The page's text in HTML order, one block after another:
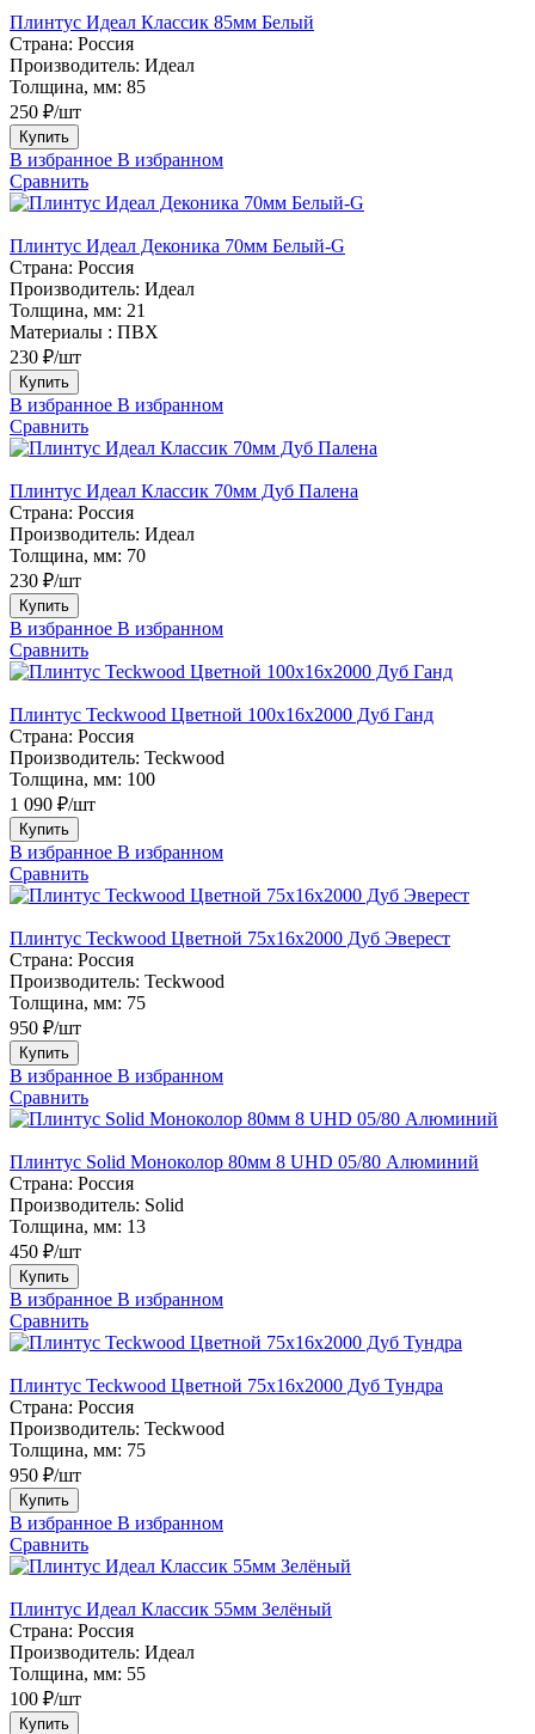
Плинтус Идеал Классик 85мм Белый
Страна: Россия
Производитель: Идеал
Толщина, мм: 85
250 ₽/шт
Купить
В избранное В избранном
Сравнить
Плинтус Идеал Деконика 70мм Белый-G
Страна: Россия
Производитель: Идеал
Толщина, мм: 21
Материалы : ПВХ
230 ₽/шт
Купить
В избранное В избранном
Сравнить
Плинтус Идеал Классик 70мм Дуб Палена
Страна: Россия
Производитель: Идеал
Толщина, мм: 70
230 ₽/шт
Купить
В избранное В избранном
Сравнить
Плинтус Teckwood Цветной 100x16х2000 Дуб Ганд
Страна: Россия
Производитель: Teckwood
Толщина, мм: 100
1 090 ₽/шт
Купить
В избранное В избранном
Сравнить
Плинтус Teckwood Цветной 75х16х2000 Дуб Эверест
Страна: Россия
Производитель: Teckwood
Толщина, мм: 75
950 ₽/шт
Купить
В избранное В избранном
Сравнить
Плинтус Solid Моноколор 80мм 8 UHD 05/80 Алюминий
Страна: Россия
Производитель: Solid
Толщина, мм: 13
450 ₽/шт
Купить
В избранное В избранном
Сравнить
Плинтус Teckwood Цветной 75х16х2000 Дуб Тундра
Страна: Россия
Производитель: Teckwood
Толщина, мм: 75
950 ₽/шт
Купить
В избранное В избранном
Сравнить
Плинтус Идеал Классик 55мм Зелёный
Страна: Россия
Производитель: Идеал
Толщина, мм: 55
100 ₽/шт
Купить